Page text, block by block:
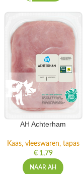
AH Achterham
Kaas, vleeswaren, tapas
€1,79
NAAR AH